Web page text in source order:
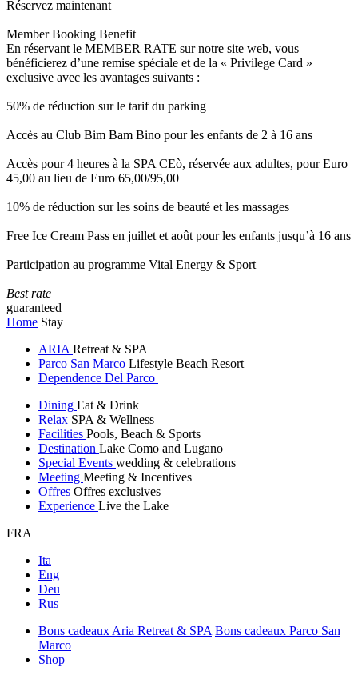
Réservez maintenant
Member Booking Benefit
En réservant le MEMBER RATE sur notre site web, vous
bénéficierez d’une remise spéciale et de la « Privilege Card »
exclusive avec les avantages suivants :
50% de réduction sur le tarif du parking
Accès au Club Bim Bam Bino pour les enfants de 2 à 16 ans
Accès pour 4 heures à la SPA CEò, réservée aux adultes, pour Euro
45,00 au lieu de Euro 65,00/95,00
10% de réduction sur les soins de beauté et les massages
Free Ice Cream Pass en juillet et août pour les enfants jusqu’à 16 ans
Participation au programme Vital Energy & Sport
Best rate
guaranteed
Home Stay
ARIA Retreat & SPA
Parco San Marco Lifestyle Beach Resort
Dependence Del Parco
Dining Eat & Drink
Relax SPA & Wellness
Facilities Pools, Beach & Sports
Destination Lake Como and Lugano
Special Events wedding & celebrations
Meeting Meeting & Incentives
Offres Offres exclusives
Experience Live the Lake
FRA
Ita
Eng
Deu
Rus
Bons cadeaux Aria Retreat & SPA Bons cadeaux Parco San
Marco
Shop